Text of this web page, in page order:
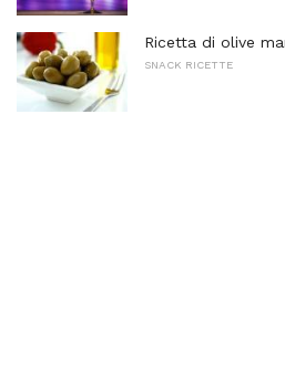
Ricetta di olive
SNACK RICETTE